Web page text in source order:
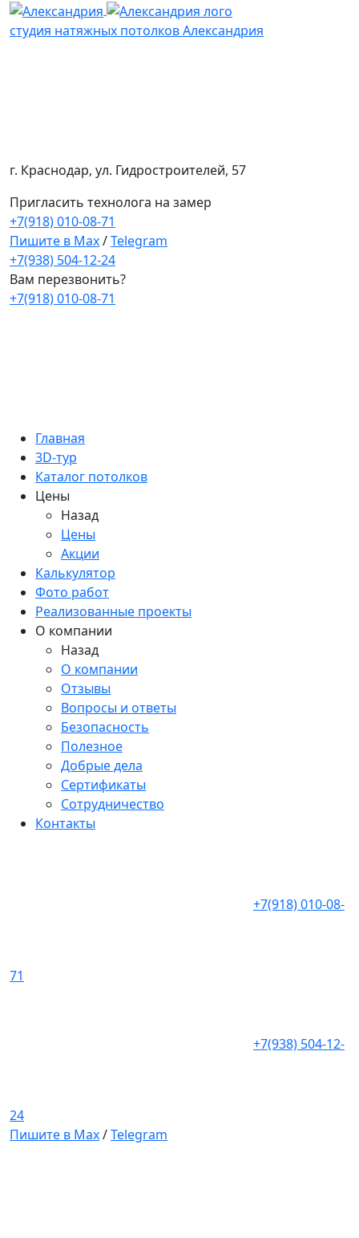
студия натяжных потолков Александрия
г. Краснодар, ул. Гидростроителей, 57
Пригласить технолога на замер
+7(918) 010-08-71
Пишите в Max/Telegram
+7(938) 504-12-24
Вам перезвонить?
+7(918) 010-08-71
Главная
3D-тур
Каталог потолков
Цены
Назад
Цены
Акции
Калькулятор
Фото работ
Реализованные проекты
О компании
Назад
О компании
Отзывы
Вопросы и ответы
Безопасность
Полезное
Добрые дела
Сертификаты
Сотрудничество
Контакты
+7(918) 010-08-
71
+7(938) 504-12-
24
Пишите в Max/Telegram